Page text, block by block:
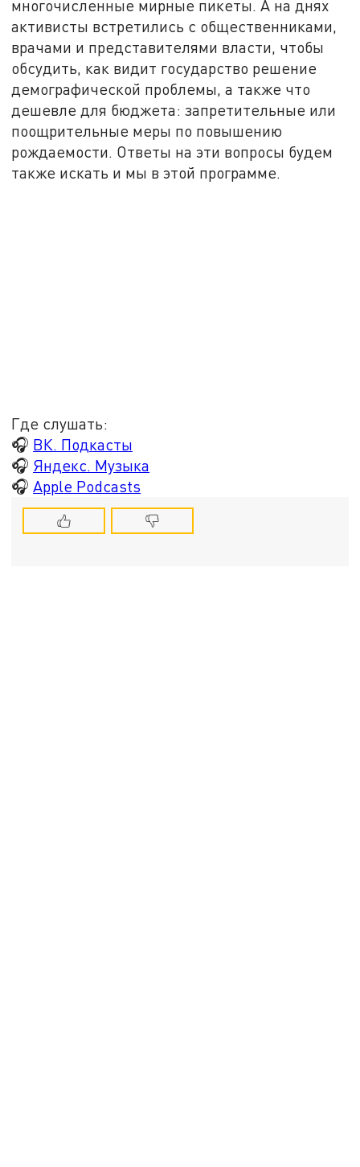
многочисленные мирные пикеты. А на днях
активисты встретились с общественниками,
врачами и представителями власти, чтобы
обсудить, как видит государство решение
демографической проблемы, а также что
дешевле для бюджета: запретительные или
поощрительные меры по повышению
рождаемости. Ответы на эти вопросы будем
также искать и мы в этой программе.
Где слушать:
🎧 ВК. Подкасты
🎧 Яндекс. Музыка
🎧 Apple Podcasts